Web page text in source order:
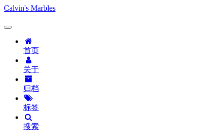
Calvin's Marbles
首页
关于
归档
标签
搜索